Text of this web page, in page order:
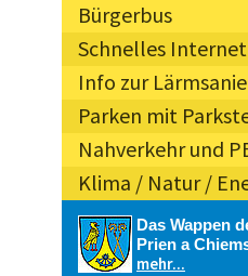
Bürgerbus
Schnelles
Info zur
Parken mit
Nahverkehr und
Klima / Natur /
Das Wappen
Prien a
mehr...